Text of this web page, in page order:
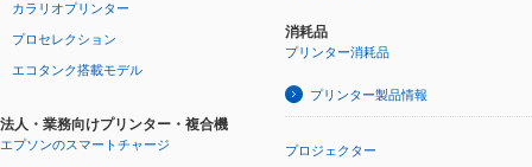
カラリオプリンター
プロセレクション
エコタンク搭載モデル
法人・業務向けプリンター・複合機
エプソンのスマートチャージ
消耗品
プリンター消耗品
プリンター製品情報
プロジェクター